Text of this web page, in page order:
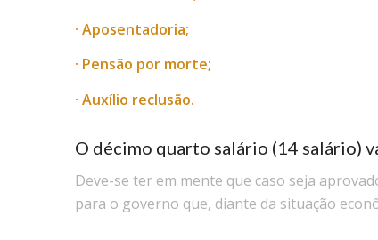
· Aposentadoria;
· Pensão por morte;
· Auxílio reclusão.
O décimo quarto salário (14 salário)
Deve-se ter em mente que caso seja
para o governo que, diante da situação